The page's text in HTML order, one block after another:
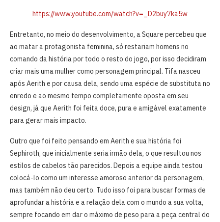
https://www.youtube.com/watch?v=_D2buy7ka5w
Entretanto, no meio do desenvolvimento, a Square percebeu que
ao matar a protagonista feminina, só restariam homens no
comando da história por todo o resto do jogo, por isso decidiram
criar mais uma mulher como personagem principal. Tifa nasceu
após Aerith e por causa dela, sendo uma espécie de substituta no
enredo e ao mesmo tempo completamente oposta em seu
design, já que Aerith foi feita doce, pura e amigável exatamente
para gerar mais impacto.
Outro que foi feito pensando em Aerith e sua história foi
Sephiroth, que inicialmente seria irmão dela, o que resultou nos
estilos de cabelos tão parecidos. Depois a equipe ainda testou
colocá-lo como um interesse amoroso anterior da personagem,
mas também não deu certo. Tudo isso foi para buscar formas de
aprofundar a história e a relação dela com o mundo a sua volta,
sempre focando em dar o máximo de peso para a peça central do